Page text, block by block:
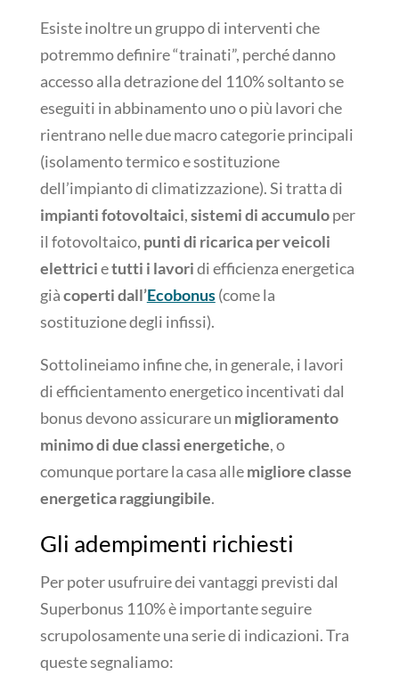
Esiste inoltre un gruppo di interventi che
potremmo definire “trainati”, perché danno
accesso alla detrazione del 110% soltanto se
eseguiti in abbinamento uno o più lavori che
rientrano nelle due macro categorie principali
(isolamento termico e sostituzione
dell’impianto di climatizzazione). Si tratta di
impianti fotovoltaici,sistemi di accumuloper
il fotovoltaico, punti di ricarica per veicoli
elettricietutti i lavoridi efficienza energetica
giàcoperti dall’Ecobonus(come la
sostituzione degli infissi).
Sottolineiamo infine che, in generale, i lavori
di efficientamento energetico incentivati dal
bonus devono assicurare un miglioramento
minimo di due classi energetiche, o
comunque portare la casa allemigliore classe
energetica raggiungibile.
Gli adempimenti richiesti
Per poter usufruire dei vantaggi previsti dal
Superbonus 110% è importante seguire
scrupolosamente una serie di indicazioni. Tra
queste segnaliamo: